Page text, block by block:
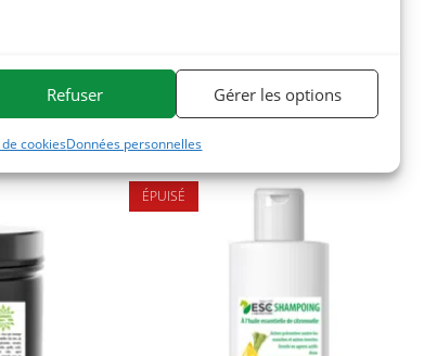
Refuser Gérer les options
cookiesDonnées personnelles
pour chevaux la plus large du marché.
ÉPUISÉ